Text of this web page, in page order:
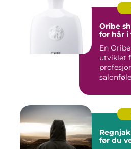
Oribe
for hår i
En
utviklet
Regnjakke hva du
før du